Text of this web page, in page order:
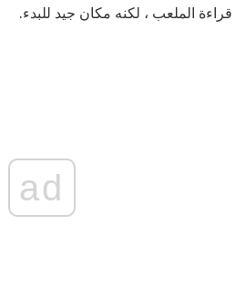
قراءة الملعب ، لكنه مكان جيد للبدء.
ad